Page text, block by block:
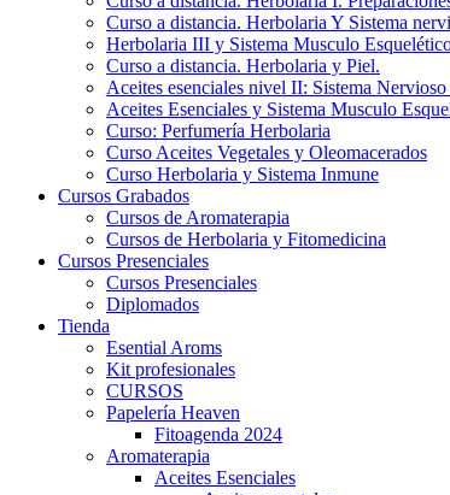
Curso a distancia. Herbolaria Y Sistema
Herbolaria III y Sistema Musculo
Curso a distancia. Herbolaria y Piel.
Aceites esenciales nivel II: Sistema
Aceites Esenciales y Sistema Musculo
Curso: Perfumería Herbolaria
Curso Aceites Vegetales y Oleomacerados
Curso Herbolaria y Sistema Inmune
Cursos Grabados
Cursos de Aromaterapia
Cursos de Herbolaria y Fitomedicina
Cursos Presenciales
Cursos Presenciales
Diplomados
Tienda
Esential Aroms
Kit profesionales
CURSOS
Papelería Heaven
Fitoagenda 2024
Aromaterapia
Aceites Esenciales